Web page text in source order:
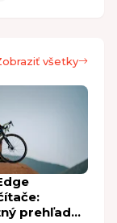
všetky
prehľad